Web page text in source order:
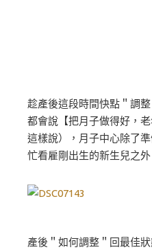
趁產後這段時間快點＂調
都會說【把月子做得好，
這樣說），月子中心除了
忙看雇剛出生的新生兒之
產後＂如何調整＂回最佳